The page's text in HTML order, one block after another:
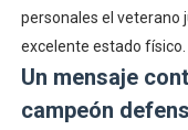
personales el veterano
excelente estado físico.
Un mensaje
campeón